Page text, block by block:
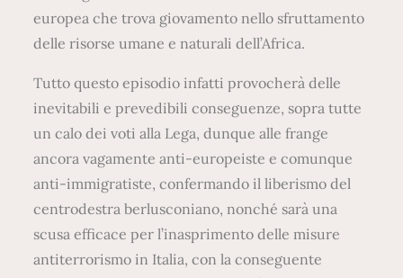
europea che trova giovamento nello sfruttamento
delle risorse umane e naturali dell’Africa.
Tutto questo episodio infatti provocherà delle
inevitabili e prevedibili conseguenze, sopra tutte
un calo dei voti alla Lega, dunque alle frange
ancora vagamente anti-europeiste e comunque
anti-immigratiste, confermando il liberismo del
centrodestra berlusconiano, nonché sarà una
scusa efficace per l’inasprimento delle misure
antiterrorismo in Italia, con la conseguente